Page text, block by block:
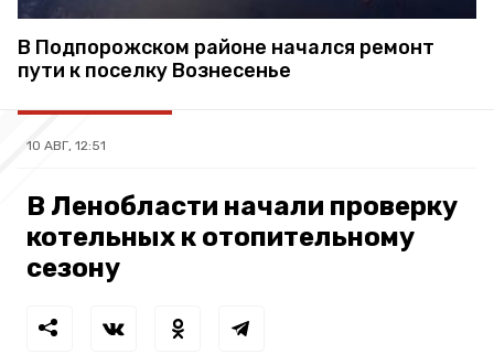
В Подпорожском районе начался ремонт
пути к поселку Вознесенье
10 АВГ, 12:51
В Ленобласти начали проверку
котельных к отопительному
сезону